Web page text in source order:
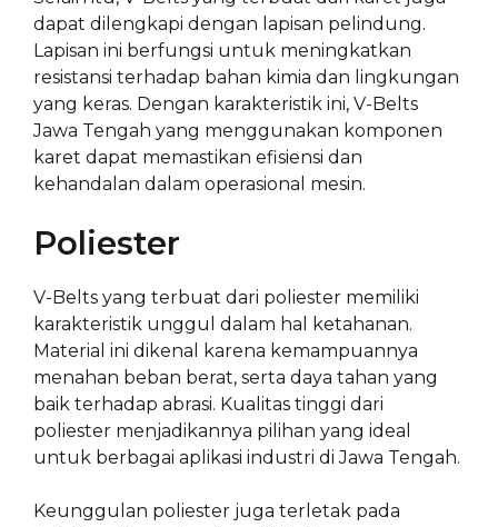
dapat dilengkapi dengan lapisan pelindung.
Lapisan ini berfungsi untuk meningkatkan
resistansi terhadap bahan kimia dan lingkungan
yang keras. Dengan karakteristik ini, V-Belts
Jawa Tengah yang menggunakan komponen
karet dapat memastikan efisiensi dan
kehandalan dalam operasional mesin.
Poliester
V-Belts yang terbuat dari poliester memiliki
karakteristik unggul dalam hal ketahanan.
Material ini dikenal karena kemampuannya
menahan beban berat, serta daya tahan yang
baik terhadap abrasi. Kualitas tinggi dari
poliester menjadikannya pilihan yang ideal
untuk berbagai aplikasi industri di Jawa Tengah.
Keunggulan poliester juga terletak pada